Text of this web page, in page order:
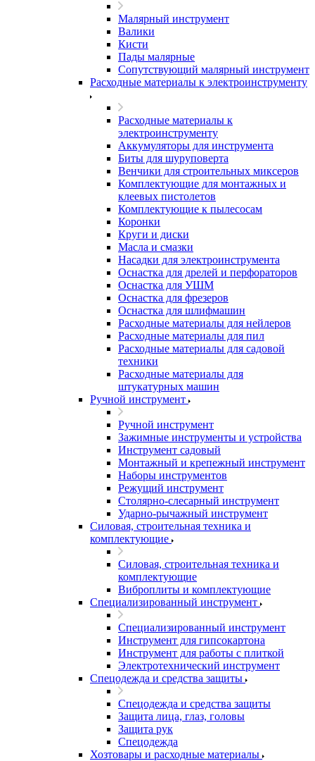
Малярный инструмент
Валики
Кисти
Пады малярные
Сопутствующий малярный инструмент
Расходные материалы к электроинструменту
Расходные материалы к
электроинструменту
Аккумуляторы для инструмента
Биты для шуруповерта
Венчики для строительных миксеров
Комплектующие для монтажных и
клеевых пистолетов
Комплектующие к пылесосам
Коронки
Круги и диски
Масла и смазки
Насадки для электроинструмента
Оснастка для дрелей и перфораторов
Оснастка для УШМ
Оснастка для фрезеров
Оснастка для шлифмашин
Расходные материалы для нейлеров
Расходные материалы для пил
Расходные материалы для садовой
техники
Расходные материалы для
штукатурных машин
Ручной инструмент
Ручной инструмент
Зажимные инструменты и устройства
Инструмент садовый
Монтажный и крепежный инструмент
Наборы инструментов
Режущий инструмент
Столярно-слесарный инструмент
Ударно-рычажный инструмент
Силовая, строительная техника и
комплектующие
Силовая, строительная техника и
комплектующие
Виброплиты и комплектующие
Специализированный инструмент
Специализированный инструмент
Инструмент для гипсокартона
Инструмент для работы с плиткой
Электротехнический инструмент
Спецодежда и средства защиты
Спецодежда и средства защиты
Защита лица, глаз, головы
Защита рук
Спецодежда
Хозтовары и расходные материалы